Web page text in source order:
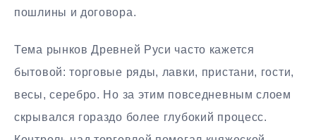
пошлины и договора.
Тема рынков Древней Руси часто кажется
бытовой: торговые ряды, лавки, пристани, гости,
весы, серебро. Но за этим повседневным слоем
скрывался гораздо более глубокий процесс.